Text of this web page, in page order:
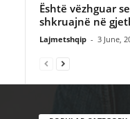
Është vëzhguar
shkruajnë në
Lajmetshqip - 3 June,